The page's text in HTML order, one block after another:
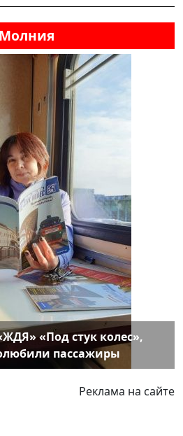
Молния
«Под стук колес»,
пассажиры
Реклама на сайте